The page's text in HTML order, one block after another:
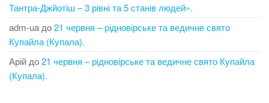
Тантра-Джйотіш – 3 рівні та 5 станів людей».
adm-ua до21 червня – рідновірське та ведичне свято
Купайла (Купала).
Арій до21 червня – рідновірське та ведичне свято Купайла
(Купала).